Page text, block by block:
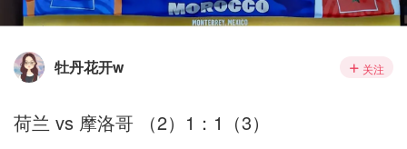
牡丹花开w 关注
荷兰 vs 摩洛哥 （2）1：1（3）